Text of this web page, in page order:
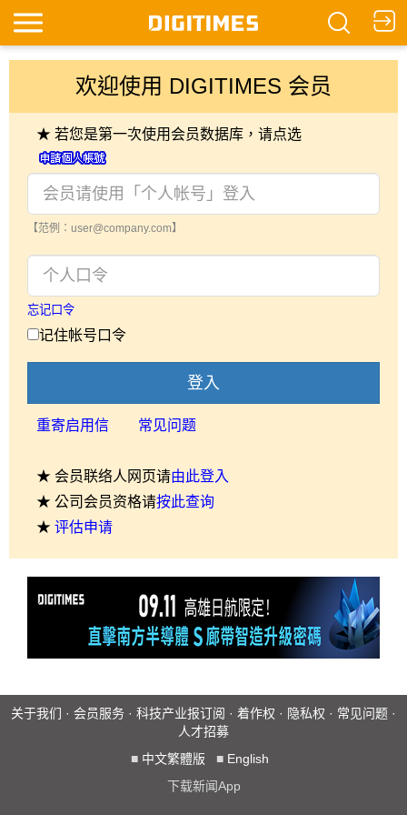
欢迎使用 DIGITIMES 会员
★ 若您是第一次使用会员数据库，请点选
【范例：user@company.com】
忘记口令
记住帐号口令
登入
重寄启用信 常见问题
★ 会员联络人网页请由此登入
★ 公司会员资格请按此查询
★ 评估申请
关于我们 · 会员服务 · 科技产业报订阅 · 着作权 · 隐私权 · 常见问题 ·
人才招募
■ 中文繁體版 ■ English
下载新闻App